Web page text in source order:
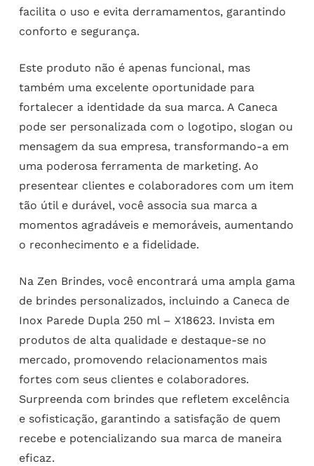
facilita o uso e evita derramamentos, garantindo
conforto e segurança.
Este produto não é apenas funcional, mas
também uma excelente oportunidade para
fortalecer a identidade da sua marca. A Caneca
pode ser personalizada com o logotipo, slogan ou
mensagem da sua empresa, transformando-a em
uma poderosa ferramenta de marketing. Ao
presentear clientes e colaboradores com um item
tão útil e durável, você associa sua marca a
momentos agradáveis e memoráveis, aumentando
o reconhecimento e a fidelidade.
Na Zen Brindes, você encontrará uma ampla gama
de brindes personalizados, incluindo a Caneca de
Inox Parede Dupla 250 ml – X18623. Invista em
produtos de alta qualidade e destaque-se no
mercado, promovendo relacionamentos mais
fortes com seus clientes e colaboradores.
Surpreenda com brindes que refletem excelência
e sofisticação, garantindo a satisfação de quem
recebe e potencializando sua marca de maneira
eficaz.